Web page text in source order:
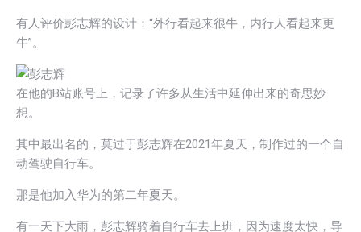
有人评价彭志辉的设计：“外行看起来很牛，内行人看起来更
牛”。
在他的B站账号上，记录了许多从生活中延伸出来的奇思妙
想。
其中最出名的，莫过于彭志辉在2021年夏天，制作过的一个自
动驾驶自行车。
那是他加入华为的第二年夏天。
有一天下大雨，彭志辉骑着自行车去上班，因为速度太快，导